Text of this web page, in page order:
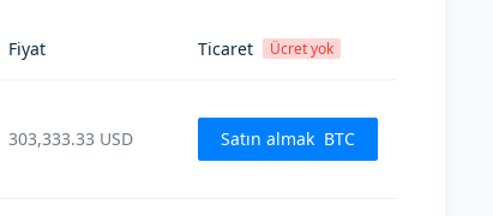
Fiyat Ticaret Ücret yok
303,333.33 USD Satın almak BTC